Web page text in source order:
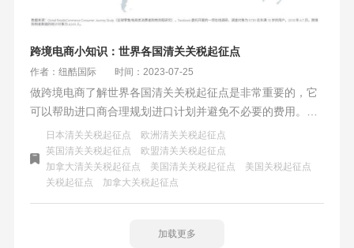
跨境电商小知识：世界各国清关关税起征点
作者：纽酷国际 时间：2023-07-25
做跨境电商了解世界各国清关关税起征点是非常重要的，它
可以帮助进口商合理规划进口计划并避免不必要的费用。从
北美洲到欧洲、亚洲、大洋洲、拉丁美洲再到非洲，每个国
家都有自己的起征点标准。本文将为您详细介绍各个地区的
清关关税起征点，以帮助您在贸易活动中更好地了解和应对
各国的税收政策，从而更加顺利地进行国际贸易。无论您是
商人、进口商还是普通消费者，这些信息都将对您有所帮
日本清关关税起征点
欧洲清关关税起征点
英国清关关税起征点
欧盟清关关税起征点
加拿大清关关税起征点
美国清关关税起征点
美国关税起征点
关税起征点
加拿大关税起征点
加载更多